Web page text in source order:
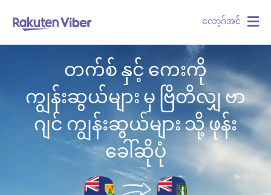
လော့ဂ်အင်
တက်စ် နှင့် ကေးကို
ကျွန်းဆွယ်များ မှ ဗြိတိလျှ ဗာ
ဂျင် ကျွန်းဆွယ်များ သို့ ဖုန်း
ခေါ်ဆိုပုံ